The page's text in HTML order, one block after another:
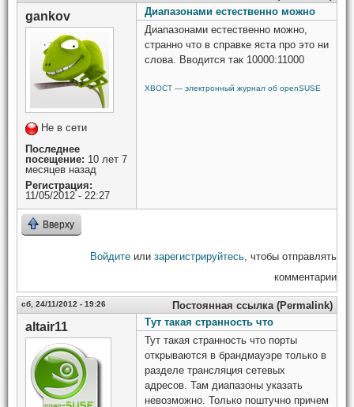
gankov
Не в сети
Последнее
посещение: 10 лет 7
месяцев назад
Регистрация:
11/05/2012 - 22:27
Диапазонами естественно можно
Диапазонами естественно можно,
странно что в справке яста про это ни
слова. Вводится так 10000:11000
ХВОСТ — электронный журнал об openSUSE
Вверху
Войдите или зарегистрируйтесь , чтобы отправлять
комментарии
сб, 24/11/2012 - 19:26 Постоянная ссылка (Permalink)
altair11
Тут такая странность что
Тут такая странность что порты
открываются в брандмауэре только в
разделе трансляция сетевых
адресов. Там диапазоны указать
невозможно. Только поштучно причем